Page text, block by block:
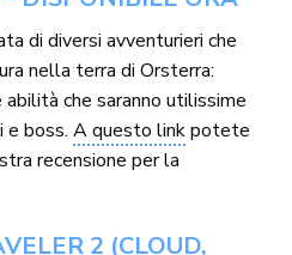
di diversi avventurieri che
nella terra di Orsterra:
che saranno utilissime
e boss.A questo linkpotete
recensione per la
2 (CLOUD,